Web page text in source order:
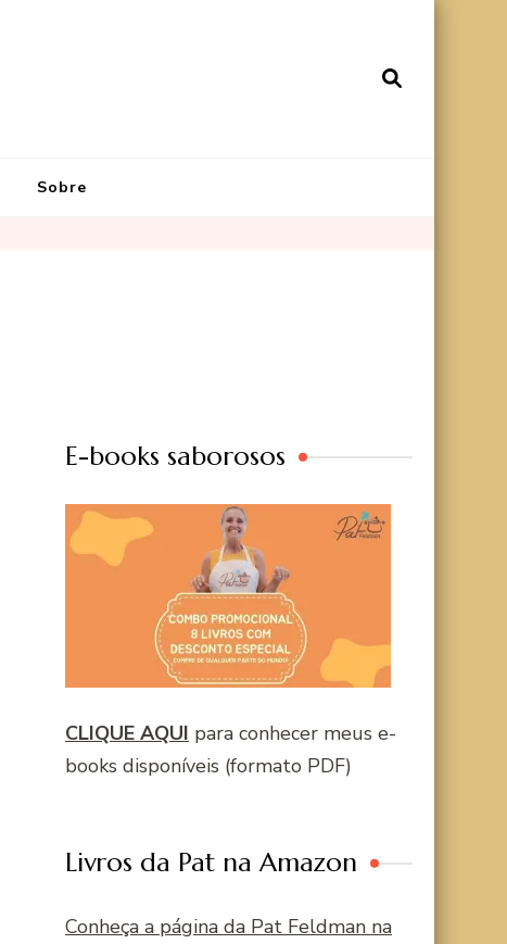
Sobre
E-books saborosos
CLIQUE AQUI para conhecer meus e-
books disponíveis (formato PDF)
Livros da Pat na Amazon
Conheça a página da Pat Feldman na